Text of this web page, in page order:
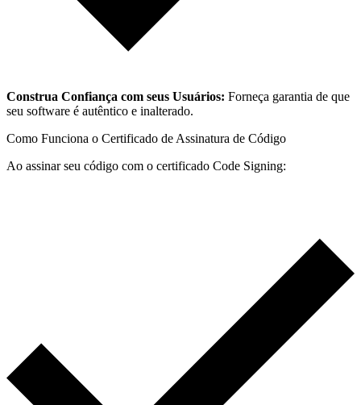
Construa Confiança com seus Usuários: Forneça garantia de que
seu software é autêntico e inalterado.
Como Funciona o Certificado de Assinatura de Código
Ao assinar seu código com o certificado Code Signing: